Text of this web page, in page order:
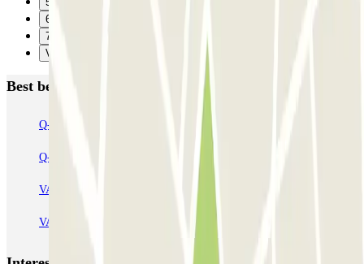
6
7
Verzenden
Best beoordeelde parkeergarages in Amsterdam
Q-Park Nieuwendijk Q-Park Europarking
Q-Park Oostpoort Q-Park Museumplein
VALET - NEMO Science Museum VALET - Jodenbreestraat, 4
VALET - Stadsschouwburg Amsterdam